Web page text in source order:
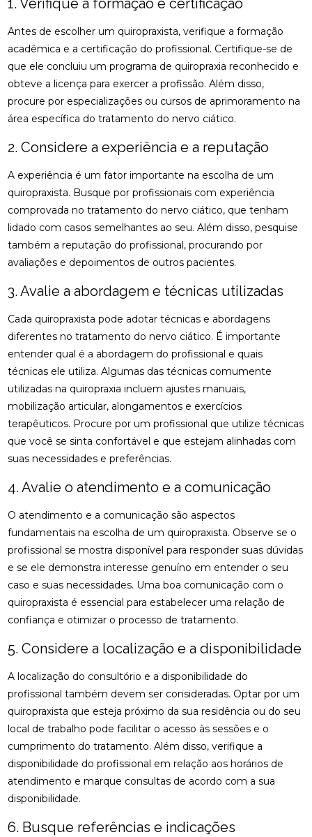
1. Verifique a formação e certificação
Antes de escolher um quiropraxista, verifique a formação
acadêmica e a certificação do profissional. Certifique-se de
que ele concluiu um programa de quiropraxia reconhecido e
obteve a licença para exercer a profissão. Além disso,
procure por especializações ou cursos de aprimoramento na
área específica do tratamento do nervo ciático.
2. Considere a experiência e a reputação
A experiência é um fator importante na escolha de um
quiropraxista. Busque por profissionais com experiência
comprovada no tratamento do nervo ciático, que tenham
lidado com casos semelhantes ao seu. Além disso, pesquise
também a reputação do profissional, procurando por
avaliações e depoimentos de outros pacientes.
3. Avalie a abordagem e técnicas utilizadas
Cada quiropraxista pode adotar técnicas e abordagens
diferentes no tratamento do nervo ciático. É importante
entender qual é a abordagem do profissional e quais
técnicas ele utiliza. Algumas das técnicas comumente
utilizadas na quiropraxia incluem ajustes manuais,
mobilização articular, alongamentos e exercícios
terapêuticos. Procure por um profissional que utilize técnicas
que você se sinta confortável e que estejam alinhadas com
suas necessidades e preferências.
4. Avalie o atendimento e a comunicação
O atendimento e a comunicação são aspectos
fundamentais na escolha de um quiropraxista. Observe se o
profissional se mostra disponível para responder suas dúvidas
e se ele demonstra interesse genuíno em entender o seu
caso e suas necessidades. Uma boa comunicação com o
quiropraxista é essencial para estabelecer uma relação de
confiança e otimizar o processo de tratamento.
5. Considere a localização e a disponibilidade
A localização do consultório e a disponibilidade do
profissional também devem ser consideradas. Optar por um
quiropraxista que esteja próximo da sua residência ou do seu
local de trabalho pode facilitar o acesso às sessões e o
cumprimento do tratamento. Além disso, verifique a
disponibilidade do profissional em relação aos horários de
atendimento e marque consultas de acordo com a sua
disponibilidade.
6. Busque referências e indicações
COMO MONTAR SUA CLÍNICA?
CONSULTA COM ACUPUNTURISTA: O QUE ESPERAR
DESCUBRA A ACUPUNTURA RJ: BENEFÍCIOS E
DESCUBRA COMO A PALMILHA PARA FASCITE
PLANTAR PODE ALIVIAR SUAS DORES
DESCUBRA COMO A QUIROPRAXIA E A
DESCUBRA COMO UM QUIROPRATA PODE
TRANSFORMAR SUA SAÚDE
DESCUBRA O PREÇO DA PALMILHA ORTOPÉDICA E
COMO ESCOLHER A IDEAL
COMO ESCOLHER A MELHOR
DESCUBRA O PREÇO DA PALMILHA PARA PÉ CHATO
E COMO ESCOLHER A IDEAL
DESCUBRA O PREÇO DA PALMILHA SOB MEDIDA: 6
FATORES IMPORTANTES
DESCUBRA O PREÇO DA PALMILHA SOB MEDIDA: 6
FATORES QUE INFLUENCIAM
DESCUBRA O PREÇO DAS PALMILHAS PARA
FASCITE PLANTAR E COMO ESCOLHER A IDEAL
DESCUBRA ONDE FAZER FISIOTERAPIA
DESCUBRA OS BENEFÍCIOS DA ACUPUNTURA RJ
PARA A SUA SAÚDE
DESCUBRA OS BENEFÍCIOS DA ACUPUNTURA RJ
PARA SUA SAÚDE E BEM-ESTAR
DESCUBRA OS BENEFÍCIOS DA CLÍNICA DE
QUIROPRAXIA PARA SUA SAÚDE
DESCUBRA OS BENEFÍCIOS DA OSTEOPATIA
DESCUBRA OS BENEFÍCIOS DA QUIROPRAXIA NA
DESCUBRA OS BENEFÍCIOS DE UMA CLÍNICA DE
OSTEOPATIA PARA SUA SAÚDE
JOANETE
RECOMENDADA?